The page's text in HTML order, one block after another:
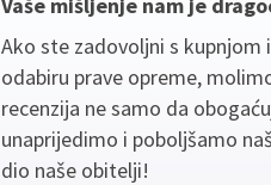
Ako ste zadovoljni s
odabiru prave opreme,
recenzija ne samo da
unaprijedimo i poboljšamo
dio naše obitelji!